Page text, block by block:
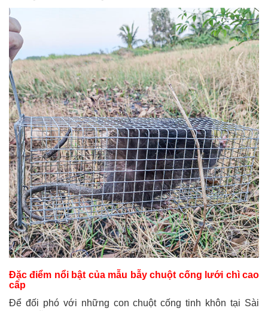
Đặc điểm nổi bật của mẫu bẫy chuột cống lưới chì cao
cấp
Để đối phó với những con chuột cống tinh khôn tại Sài